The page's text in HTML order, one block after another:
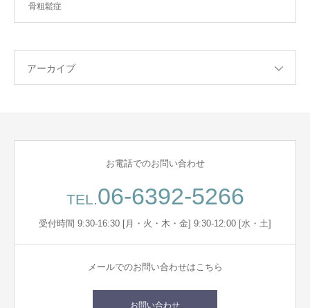
骨粗鬆症
アーカイブ
お電話でのお問い合わせ
TEL.06-6392-5266
受付時間 9:30-16:30 [月・火・木・金] 9:30-12:00 [水・土]
メールでのお問い合わせはこちら
お問い合わせ